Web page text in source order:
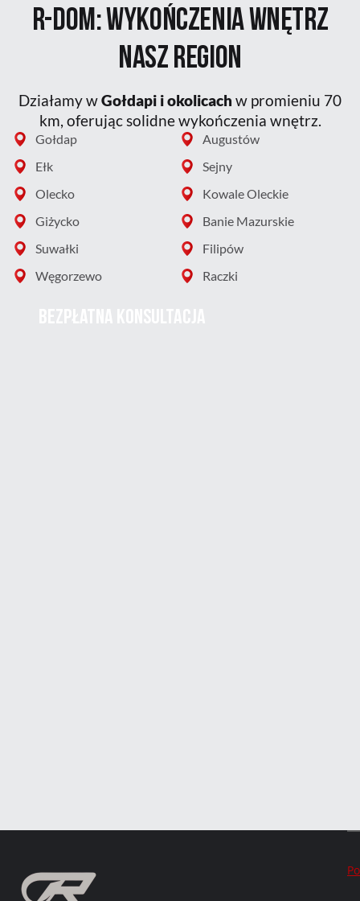
R-DOM: Wykończenia wnętrz
naszRegion
Działamy wGołdapi i okolicach w promieniu 70
km, oferując solidne wykończenia wnętrz.
Gołdap
Ełk
Olecko
Giżycko
Suwałki
Węgorzewo
Augustów
Sejny
Kowale Oleckie
Banie Mazurskie
Filipów
Raczki